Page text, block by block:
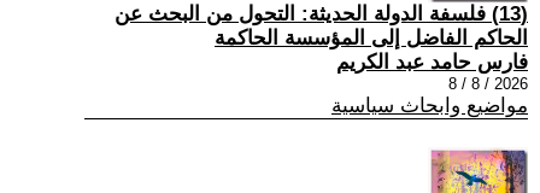
(13) فلسفة الدولة الحديثة: التحول من البحث عن
الحاكم الفاضل إلى المؤسسة الحاكمة
فارس حامد عبد الكريم
2026 / 8 / 8
مواضيع وابحاث سياسية